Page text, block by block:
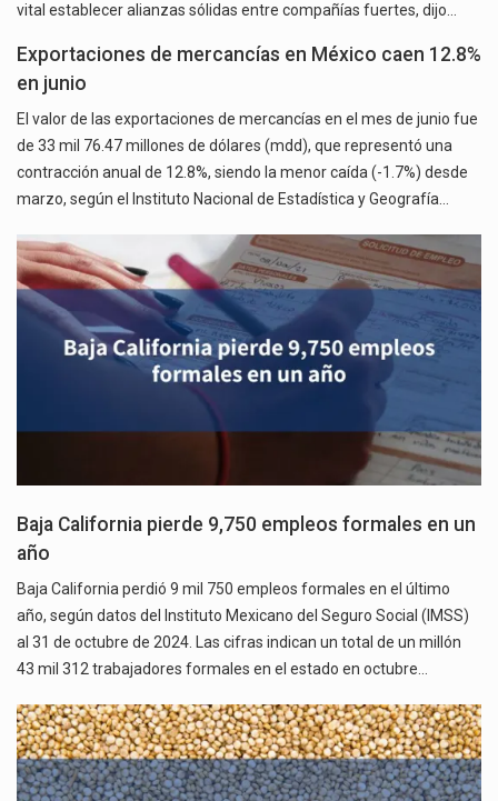
vital establecer alianzas sólidas entre compañías fuertes, dijo…
Exportaciones de mercancías en México caen 12.8%
en junio
El valor de las exportaciones de mercancías en el mes de junio fue
de 33 mil 76.47 millones de dólares (mdd), que representó una
contracción anual de 12.8%, siendo la menor caída (-1.7%) desde
marzo, según el Instituto Nacional de Estadística y Geografía…
Baja California pierde 9,750 empleos formales en un
año
Baja California perdió 9 mil 750 empleos formales en el último
año, según datos del Instituto Mexicano del Seguro Social (IMSS)
al 31 de octubre de 2024. Las cifras indican un total de un millón
43 mil 312 trabajadores formales en el estado en octubre…